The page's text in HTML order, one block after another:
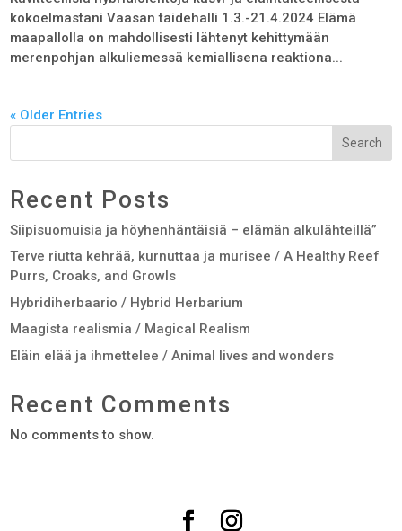
kokoelmastani Vaasan taidehalli 1.3.-21.4.2024 Elämä
maapallolla on mahdollisesti lähtenyt kehittymään
merenpohjan alkuliemessä kemiallisena reaktiona...
« Older Entries
Search
Recent Posts
Siipisuomuisia ja höyhenhäntäisiä – elämän alkulähteillä”
Terve riutta kehrää, kurnuttaa ja murisee / A Healthy Reef
Purrs, Croaks, and Growls
Hybridiherbaario / Hybrid Herbarium
Maagista realismia / Magical Realism
Eläin elää ja ihmettelee / Animal lives and wonders
Recent Comments
No comments to show.